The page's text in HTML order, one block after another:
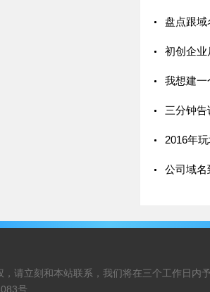
盘点跟域名相关
初创企业斥
我想建一
三分钟
2016年玩
公司域名到期后
请立刻和本站联系，我们将在三个工作日内予
号